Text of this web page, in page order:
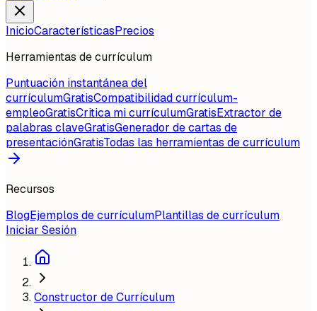
InicioCaracterísticasPrecios
Herramientas de currículum
Puntuación instantánea del
currículumGratisCompatibilidad currículum-
empleoGratisCritica mi currículumGratisExtractor de
palabras claveGratisGenerador de cartas de
presentaciónGratisTodas las herramientas de currículum
Recursos
BlogEjemplos de currículumPlantillas de currículum
Iniciar Sesión
Constructor de Currículum